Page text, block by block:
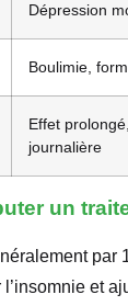
Dépression
Boulimie,
Effet
journalière
un
par
et